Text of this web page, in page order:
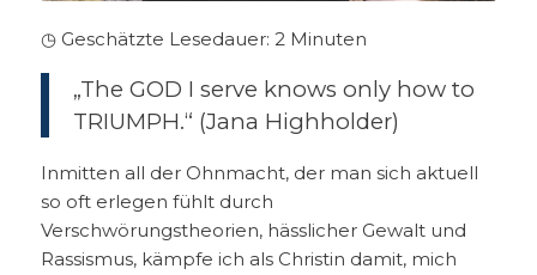
◷ Geschätzte Lesedauer: 2 Minuten
„The GOD I serve knows only how to
TRIUMPH.“ (Jana Highholder)
Inmitten all der Ohnmacht, der man sich aktuell
so oft erlegen fühlt durch
Verschwörungstheorien, hässlicher Gewalt und
Rassismus, kämpfe ich als Christin damit, mich